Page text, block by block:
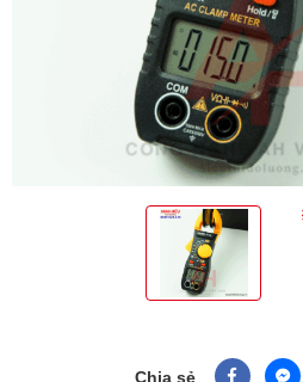
Chia sẻ